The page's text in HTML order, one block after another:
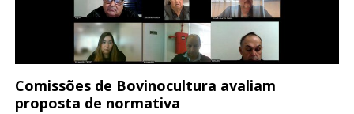
Comissões de Bovinocultura avaliam
proposta de normativa